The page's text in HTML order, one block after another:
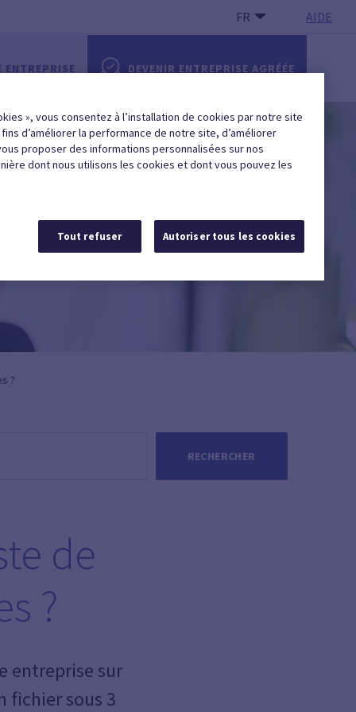
FR AIDE
ENTREPRISE DEVENIR ENTREPRISE AGRÉÉE
?
RECHERCHER
de
?
entreprise sur
fichier sous 3
», vous consentez à l’installation de cookies par notre site
d’améliorer la performance de notre site, d’améliorer
proposer des informations personnalisées sur nos
dont nous utilisons les cookies et dont vous pouvez les
Tout refuser Autoriser tous les cookies